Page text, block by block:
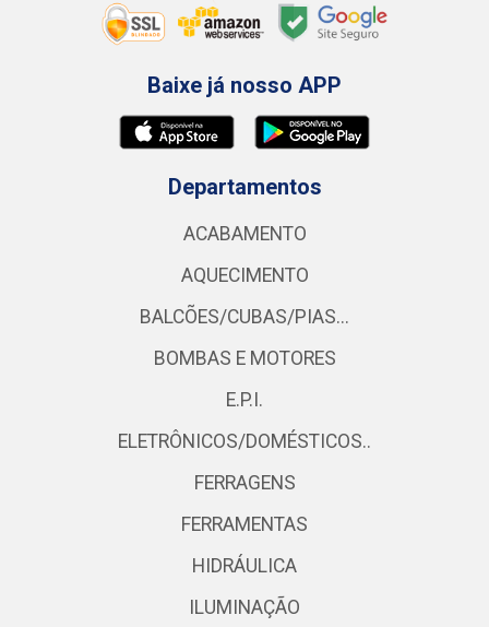
Baixe já nosso APP
Departamentos
ACABAMENTO
AQUECIMENTO
BALCÕES/CUBAS/PIAS...
BOMBAS E MOTORES
E.P.I.
ELETRÔNICOS/DOMÉSTICOS..
FERRAGENS
FERRAMENTAS
HIDRÁULICA
ILUMINAÇÃO